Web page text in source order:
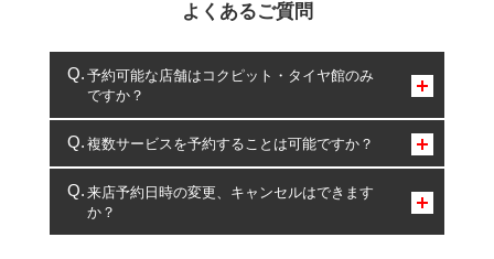
よくあるご質問
予約可能な店舗はコクピット・タイヤ館のみ
ですか？
コクピット・タイヤ館のみとなります。
複数サービスを予約することは可能ですか？
複数サービスのご予約は可能です。
一部の商品・サービスの組み合わせに限り、同時にご予約が
出来ないものもございます。
来店予約日時の変更、キャンセルはできます
か？